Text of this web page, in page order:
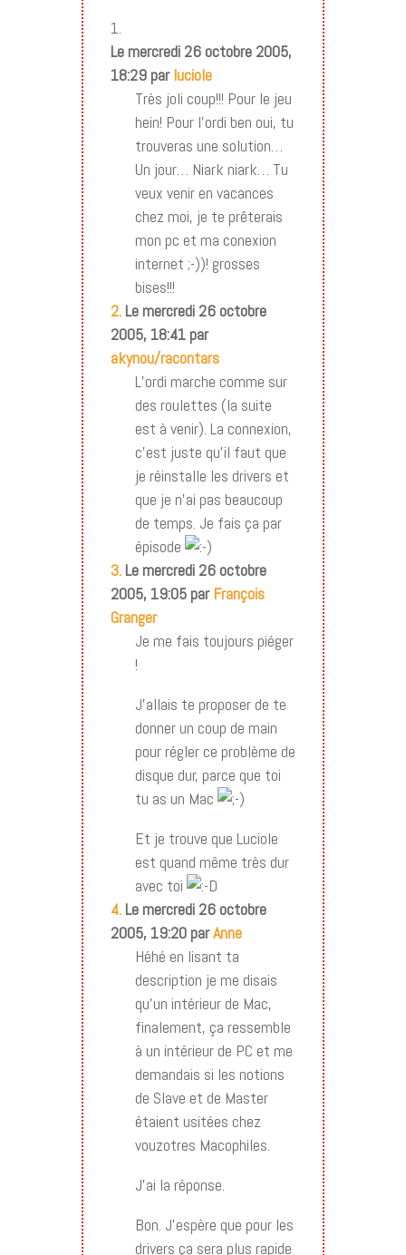
Le mercredi 26 octobre 2005,
18:29 parluciole
Très joli coup!!! Pour le jeu
hein! Pour l’ordi ben oui, tu
trouveras une solution…
Un jour… Niark niark… Tu
veux venir en vacances
chez moi, je te prêterais
mon pc et ma conexion
internet ;-))! grosses
bises!!!
2.Le mercredi 26 octobre
2005, 18:41 par
akynou/racontars
L’ordi marche comme sur
des roulettes (la suite
est à venir). La connexion,
c’est juste qu’il faut que
je réinstalle les drivers et
que je n’ai pas beaucoup
de temps. Je fais ça par
épisode
3.Le mercredi 26 octobre
2005, 19:05 parFrançois
Granger
Je me fais toujours piéger
!
J’allais te proposer de te
donner un coup de main
pour régler ce problème de
disque dur, parce que toi
tu as un Mac
Et je trouve que Luciole
est quand même très dur
avec toi
4.Le mercredi 26 octobre
2005, 19:20 parAnne
Héhé en lisant ta
description je me disais
qu’un intérieur de Mac,
finalement, ça ressemble
à un intérieur de PC et me
demandais si les notions
de Slave et de Master
étaient usitées chez
vouzotres Macophiles.
J’ai la réponse.
Bon. J’espère que pour les
drivers ça sera plus rapide